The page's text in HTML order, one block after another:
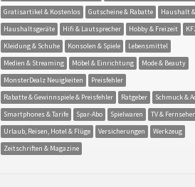
Gratisartikel & Kostenlos
Gutscheine & Rabatte
Haushalt
Haushaltsgeräte
Hifi & Lautsprecher Hobby & Freizeit
Kleidung & Schuhe
Konsolen & Spiele
Lebensmittel
Medien & Streaming
Möbel & Einrichtung
Mode & Beauty
MonsterDealz Neuigkeiten
Preisfehler
Rabatte & Gewinnspiele & Preisfehler
Ratgeber
Schmuck &
Smartphones & Tarife
Spar-Abo Spielwaren
TV & Fernsehen
Urlaub, Reisen, Hotel & Flüge
Versicherungen
Werkzeug
Zeitschriften & Magazine